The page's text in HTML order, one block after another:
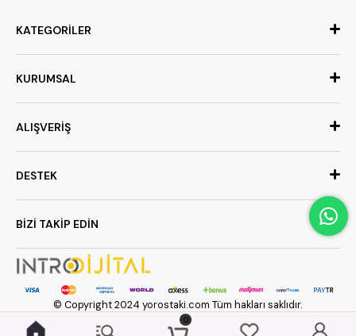
KATEGORİLER
KURUMSAL
ALIŞVERİŞ
DESTEK
BİZİ TAKİP EDİN
© Copyright 2024 yorostaki.com Tüm hakları saklıdır.
0